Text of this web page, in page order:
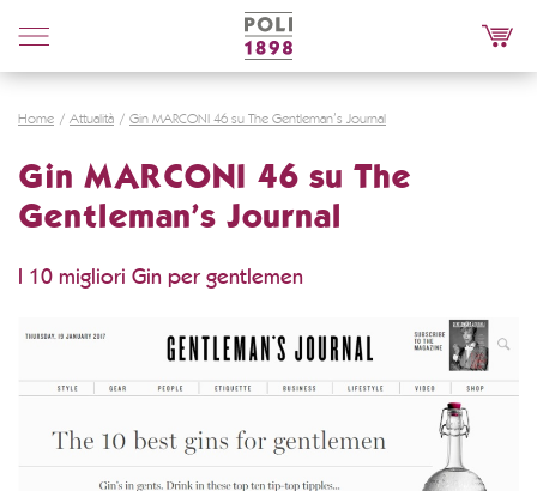
Poli
Distillerie
Home Attualità Gin MARCONI 46 su The Gentleman’s Journal
Gin MARCONI 46 su The
Gentleman’s Journal
I 10 migliori Gin per gentlemen